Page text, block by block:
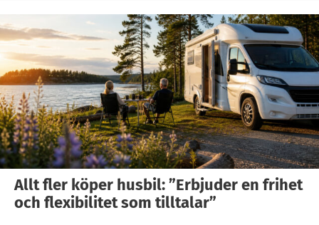
Allt fler köper husbil: ”Erbjuder en frihet
och flexibilitet som tilltalar”